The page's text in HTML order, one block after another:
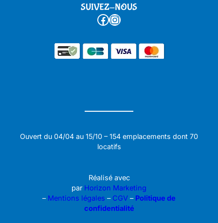
SUIVEZ-NOUS
Facebook Instagram
Ouvert du 04/04 au 15/10 – 154 emplacements dont 70
locatifs
Réalisé avec
par Horizon Marketing
– Mentions légales – CGV – Politique de
confidentialité